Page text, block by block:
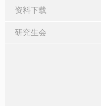
资料下载
研究生会